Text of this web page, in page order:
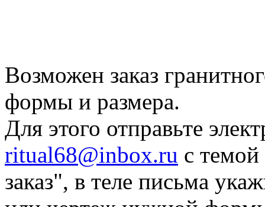
Возможен заказ
формы и размера.
Для этого отправьте
ritual68@inbox.ru с
заказ", в теле письма